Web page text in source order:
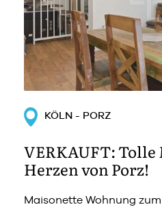
KÖLN - PORZ
VERKAUFT:
Herzen von Porz!
Maisonette Wohnung